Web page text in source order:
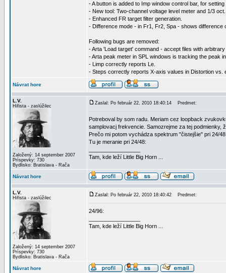
- A button is added to Imp window control bar, for
- New tool: Two-channel voltage level meter and 1/3
- Enhanced FR target filter generation.
- Difference mode - in Fr1, Fr2, Spa - shows difference
Following bugs are removed:
- Arta 'Load target' command - accept files with
- Arta peak meter in SPL windows is tracking the peak
- Limp correctly reports Le.
- Steps correctly reports X-axis values in Distortion vs.
Návrat hore
L.V.
Hifista - zaslúžilec
Založený: 14 september 2007
Príspevky: 730
Bydlisko: Bratislava - Rača
Zaslal: Po február 22, 2010 18:40:14 Predmet:
Potreboval by som radu. Meriam cez loopback
samplovacj frekvencie. Samozrejme za tej
Prečo mi potom vychádza spektrum "čistejšie" pri 24/
Tu je meranie pri 24/48:
Tam, kde leží Little Big Horn ...
Návrat hore
L.V.
Hifista - zaslúžilec
Založený: 14 september 2007
Príspevky: 730
Bydlisko: Bratislava - Rača
Zaslal: Po február 22, 2010 18:40:42 Predmet:
24/96:
Tam, kde leží Little Big Horn ...
Návrat hore